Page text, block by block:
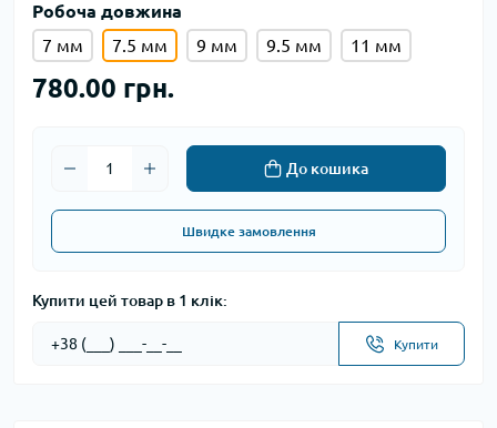
Робоча довжина
7 мм
7.5 мм 9 мм 9.5 мм 11 мм
780.00 грн.
До кошика
Швидке замовлення
Купити цей товар в 1 клік:
Купити